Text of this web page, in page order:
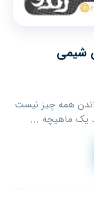
شیمی
همه چیز نیست
یک ماهیچه ...